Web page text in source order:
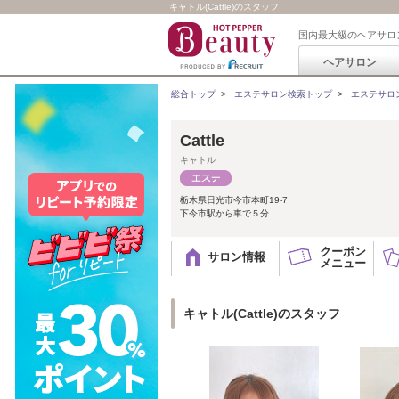
キャトル(Cattle)のスタッフ
国内最大級のヘアサ
ヘアサロン
総合トップ> エステサロン検索トップ> エステサロ
Cattle
キャトル
栃木県日光市今市本町19-7
下今市駅から車で５分
サロン情報
クーポン
メニュー
キャトル(Cattle)のスタッフ